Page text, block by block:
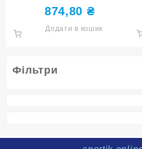
Фільтри
басейні SNS. Розмір 33-35.
Колір блакитний TE-2737-1-
3335-Г
874,80 ₴
Додати в кошик